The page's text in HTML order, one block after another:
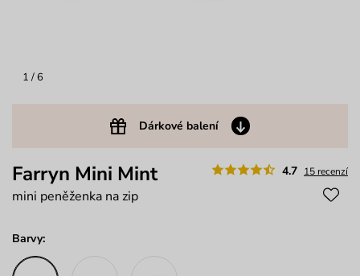
1 / 6
Dárkové balení
4.7 15 recenzí
Farryn Mini Mint
mini peněženka na zip
Barvy: